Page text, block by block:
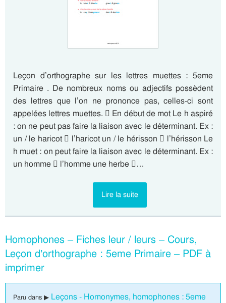
Leçon d’orthographe sur les lettres muettes : 5eme
Primaire . De nombreux noms ou adjectifs possèdent
des lettres que l’on ne prononce pas, celles-ci sont
appelées lettres muettes.  En début de mot Le h aspiré
: on ne peut pas faire la liaison avec le déterminant. Ex :
un / le haricot  l’haricot un / le hérisson  l’hérisson Le
h muet : on peut faire la liaison avec le déterminant. Ex :
un homme  l’homme une herbe …
Lire la suite
Homophones – Fiches leur / leurs – Cours,
Leçon d’orthographe : 5eme Primaire – PDF à
imprimer
Paru dans ▶ Leçons - Homonymes, homophones : 5eme